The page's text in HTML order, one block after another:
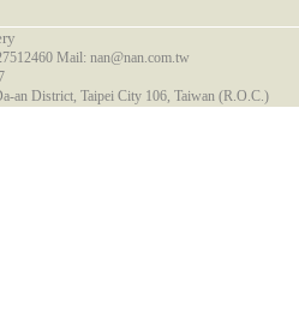
Mail: nan@nan.com.tw
an District, Taipei City 106, Taiwan (R.O.C.)